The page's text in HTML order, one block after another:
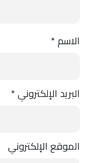
الاسم*
البريد الإلكتروني*
الموقع الإلكتروني